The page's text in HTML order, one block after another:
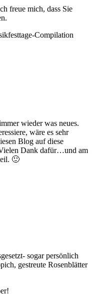
freue mich, dass Sie
Compilation
wieder was neues.
wäre es sehr
Blog auf diese
Dank dafür…und am
🙂
sogar persönlich
gestreute Rosenblätter